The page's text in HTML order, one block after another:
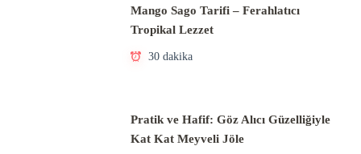
Mango Sago Tarifi – Ferahlatıcı
Tropikal Lezzet
30 dakika
Pratik ve Hafif: Göz Alıcı Güzelliğiyle
Kat Kat Meyveli Jöle